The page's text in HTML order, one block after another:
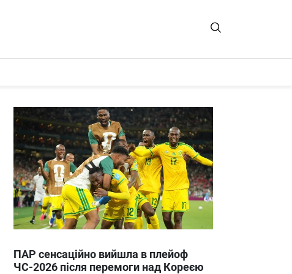
ПАР сенсаційно вийшла в плейоф
ЧС-2026 після перемоги над Кореєю